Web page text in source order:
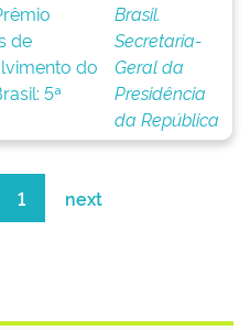
de
do
5ª
Brasil.
Secretaria-
Geral da
Presidência
da República
1 next